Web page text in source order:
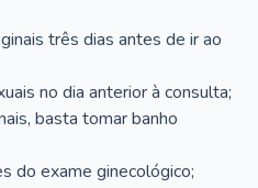
três dias antes de ir ao
no dia anterior à consulta;
basta tomar banho
do exame ginecológico;